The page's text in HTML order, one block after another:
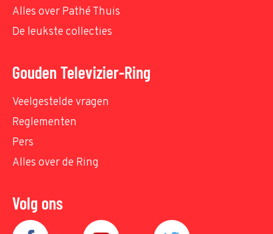
Alles over Pathé Thuis
De leukste collecties
Gouden Televizier-Ring
Veelgestelde vragen
Reglementen
Pers
Alles over de Ring
Volg ons